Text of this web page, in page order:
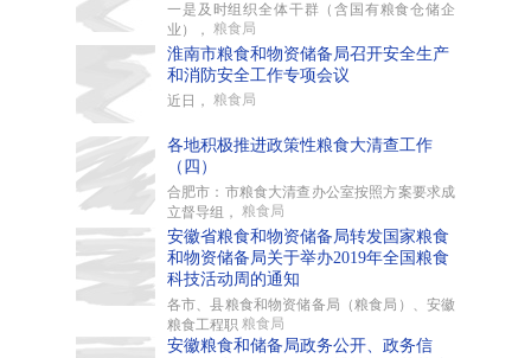
一是及时组织全体干群（含国有粮食仓储企
业）， 粮食局
淮南市粮食和物资储备局召开安全生产
和消防安全工作专项会议
近日， 粮食局
各地积极推进政策性粮食大清查工作
（四）
合肥市：市粮食大清查办公室按照方案要求成
立督导组， 粮食局
安徽省粮食和物资储备局转发国家粮食
和物资储备局关于举办2019年全国粮食
科技活动周的通知
各市、县粮食和物资储备局（粮食局）、安徽
粮食工程职 粮食局
安徽粮食和储备局政务公开、政务信